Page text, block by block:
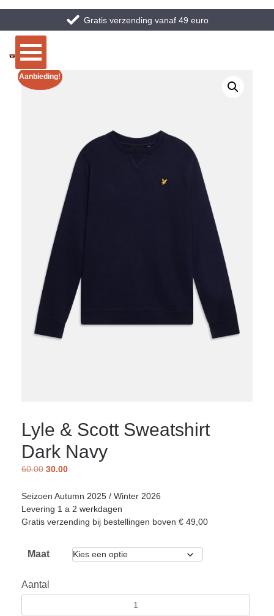
Gratis verzending vanaf 49 euro
Aanbieding!
Lyle & Scott Sweatshirt
Dark Navy
60.00 30.00
Seizoen Autumn 2025 / Winter 2026
Levering 1 a 2 werkdagen
Gratis verzending bij bestellingen boven € 49,00
Maat
Aantal